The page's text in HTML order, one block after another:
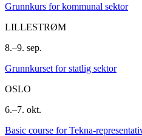
Grunnkurs for kommunal sektor
LILLESTRØM
8.–9. sep.
Grunnkurset for statlig sektor
OSLO
6.–7. okt.
Basic course for Tekna-